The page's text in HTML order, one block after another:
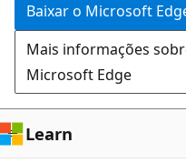
Baixar o Microsoft
Mais informações
Microsoft Edge
Learn